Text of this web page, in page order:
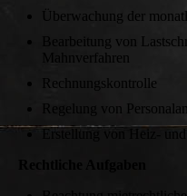
Überwachung der
Bearbeitung von
Mahnverfahren
Rechnungskontrolle
Regelung von
Erstellung von Heiz-